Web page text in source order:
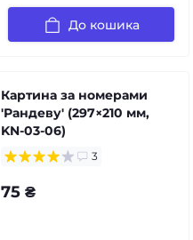
До кошика
Картина за номерами
'Рандеву' (297×210 мм,
KN-03-06)
3
75 ₴